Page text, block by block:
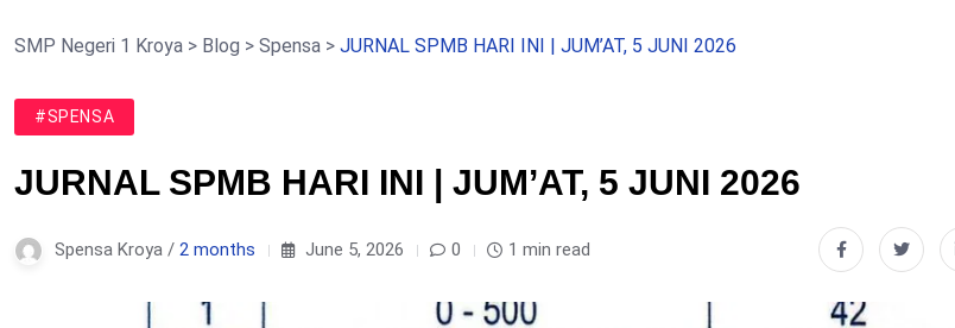
SMP Negeri 1 Kroya > Blog > Spensa > JURNAL SPMB HARI INI | JUM’AT, 5 JUNI 2026
#SPENSA
JURNAL SPMB HARI INI | JUM’AT, 5 JUNI 2026
Spensa Kroya / 2 months June 5, 2026 0 1 min read